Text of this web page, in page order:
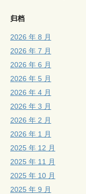
归档
2026 年 8 月
2026 年 7 月
2026 年 6 月
2026 年 5 月
2026 年 4 月
2026 年 3 月
2026 年 2 月
2026 年 1 月
2025 年 12 月
2025 年 11 月
2025 年 10 月
2025 年 9 月